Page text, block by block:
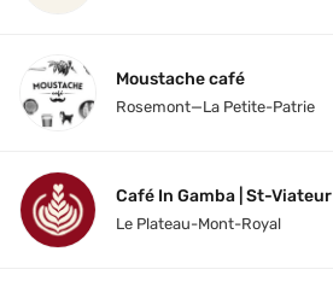
Moustache café
Rosemont—La Petite-Patrie
Café In Gamba | St-Viateur
Le Plateau-Mont-Royal